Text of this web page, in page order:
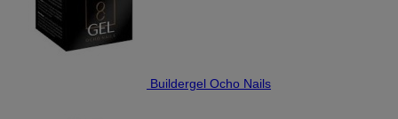
Buildergel Ocho Nails